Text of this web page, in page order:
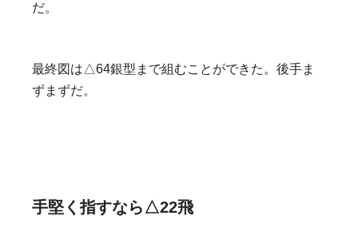
だ。
最終図は△64銀型まで組むことができた。後手ま
ずまずだ。
手堅く指すなら△22飛